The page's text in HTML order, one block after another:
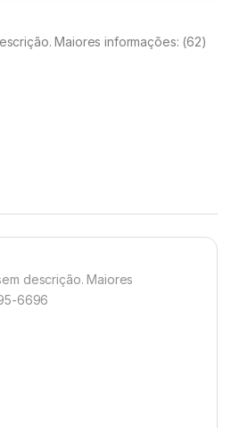
Maiores informações: (62)
descrição. Maiores
6696